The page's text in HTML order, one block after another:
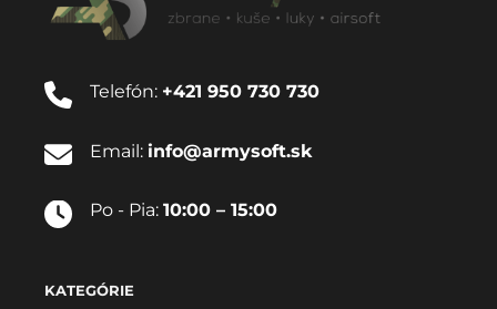
Telefón: +421 950 730 730
Email: info@armysoft.sk
Po - Pia: 10:00 – 15:00
KATEGÓRIE